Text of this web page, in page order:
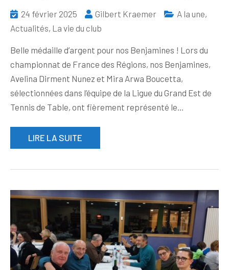
24 février 2025 Gilbert Kraemer A la une,
Actualités, La vie du club
Belle médaille d’argent pour nos Benjamines ! Lors du
championnat de France des Régions, nos Benjamines,
Avelina Dirment Nunez et Mira Arwa Boucetta,
sélectionnées dans l’équipe de la Ligue du Grand Est de
Tennis de Table, ont fièrement représenté le…
LIRE LA SUITE